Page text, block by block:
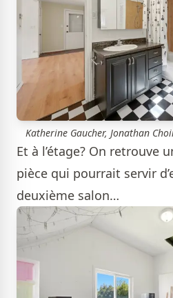
Katherine Gaucher, Jonathan
Et à l’étage? On retrouve
pièce qui pourrait servir
deuxième salon…